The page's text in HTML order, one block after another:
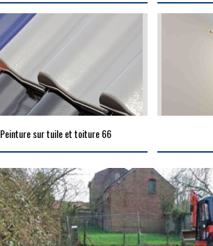
Peinture sur tuile et toiture 66